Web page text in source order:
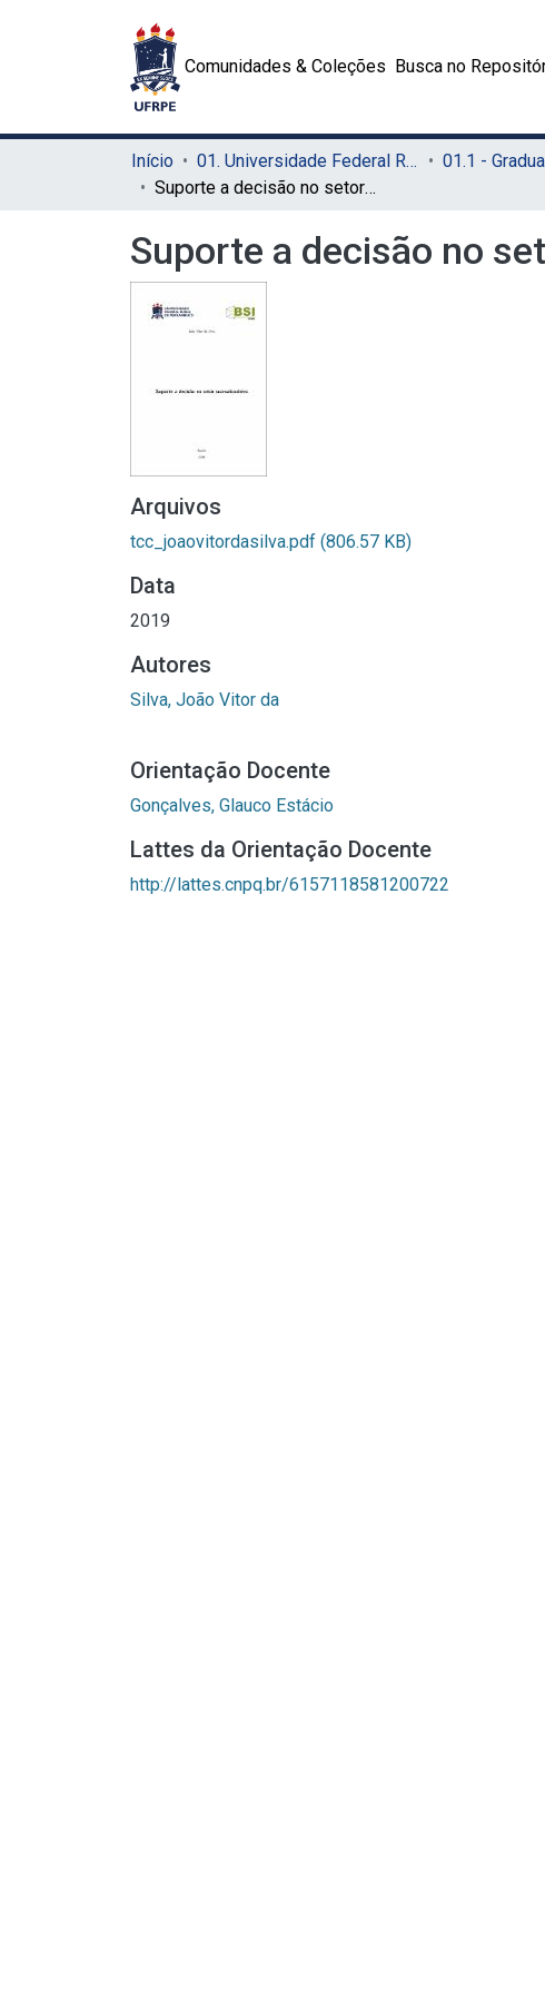
Comunidades & Coleções Busca no
Início 01. Universidade Federal Rural de Pernambuco - UFRPE (Sede) 01.1 -
Suporte a decisão no setor sucroalcooleiro
Suporte a decisão no
Arquivos
tcc_joaovitordasilva.pdf (806.57 KB)
Data
2019
Autores
Silva, João Vitor da
Orientação Docente
Gonçalves, Glauco Estácio
Lattes da Orientação Docente
http://lattes.cnpq.br/6157118581200722